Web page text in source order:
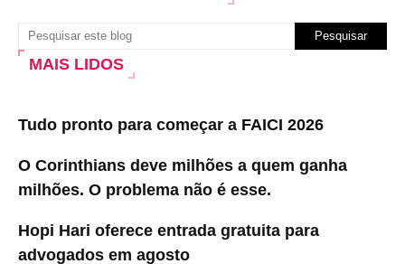
MAIS LIDOS
Tudo pronto para começar a FAICI 2026
O Corinthians deve milhões a quem ganha
milhões. O problema não é esse.
Hopi Hari oferece entrada gratuita para
advogados em agosto